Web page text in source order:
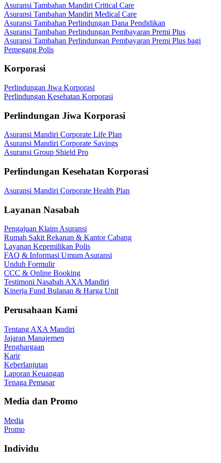
Asuransi Tambahan Mandiri Critical Care
Asuransi Tambahan Mandiri Medical Care
Asuransi Tambahan Perlindungan Dana Pendidikan
Asuransi Tambahan Perlindungan Pembayaran Premi Plus
Asuransi Tambahan Perlindungan Pembayaran Premi Plus bagi
Pemegang Polis
Korporasi
Perlindungan Jiwa Korporasi
Perlindungan Kesehatan Korporasi
Perlindungan Jiwa Korporasi
Asuransi Mandiri Corporate Life Plan
Asuransi Mandiri Corporate Savings
Asuransi Group Shield Pro
Perlindungan Kesehatan Korporasi
Asuransi Mandiri Corporate Health Plan
Layanan Nasabah
Pengajuan Klaim Asuransi
Rumah Sakit Rekanan & Kantor Cabang
Layanan Kepemilikan Polis
FAQ & Informasi Umum Asuransi
Unduh Formulir
CCC & Online Booking
Testimoni Nasabah AXA Mandiri
Kinerja Fund Bulanan & Harga Unit
Perusahaan Kami
Tentang AXA Mandiri
Jajaran Manajemen
Penghargaan
Karir
Keberlanjutan
Laporan Keuangan
Tenaga Pemasar
Media dan Promo
Media
Promo
Individu